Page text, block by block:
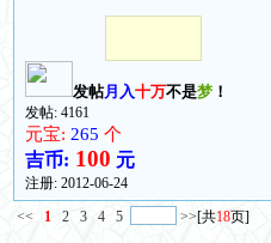
发帖月入十万不是梦 ！
发帖: 4161
元宝: 265个
吉币: 100 元
注册:2012-06-24
<< 1 2 3 4 5 >>[共18页]